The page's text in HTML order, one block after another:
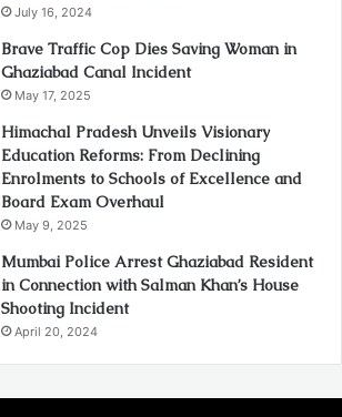
July 16, 2024
Brave Traffic Cop Dies Saving Woman in
Ghaziabad Canal Incident
May 17, 2025
Himachal Pradesh Unveils Visionary
Education Reforms: From Declining
Enrolments to Schools of Excellence and
Board Exam Overhaul
May 9, 2025
Mumbai Police Arrest Ghaziabad Resident
in Connection with Salman Khan’s House
Shooting Incident
April 20, 2024